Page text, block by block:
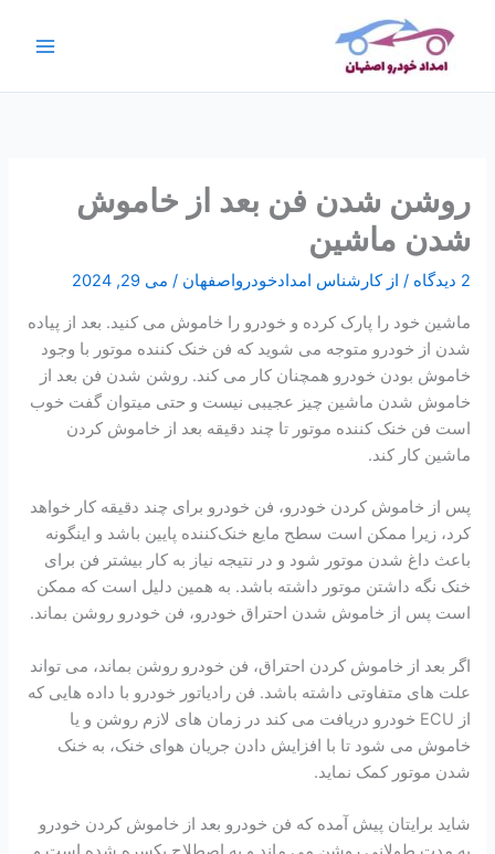
روشن شدن فن بعد از خاموش
شدن ماشین
2 دیدگاه / از کارشناس امدادخودرواصفهان/ می 29, 2024
ماشین خود را پارک کرده و خودرو را خاموش می کنید. بعد از پیاده
شدن از خودرو متوجه می شوید که فن خنک کننده موتور با وجود
خاموش بودن خودرو همچنان کار می کند. روشن شدن فن بعد از
خاموش شدن ماشین چیز عجیبی نیست و حتی میتوان گفت خوب
است فن خنک کننده موتور تا چند دقیقه بعد از خاموش کردن
ماشین کار کند.
پس از خاموش کردن خودرو، فن خودرو برای چند دقیقه کار خواهد
کرد، زیرا ممکن است سطح مایع خنک‌کننده پایین باشد و اینگونه
باعث داغ شدن موتور شود و در نتیجه نیاز به کار بیشتر فن برای
خنک نگه داشتن موتور داشته باشد. به همین دلیل است که ممکن
است پس از خاموش شدن احتراق خودرو، فن خودرو روشن بماند.
اگر بعد از خاموش کردن احتراق، فن خودرو روشن بماند، می تواند
علت های متفاوتی داشته باشد. فن رادیاتور خودرو با داده هایی که
از ECU خودرو دریافت می کند در زمان های لازم روشن و یا
خاموش می شود تا با افزایش دادن جریان هوای خنک، به خنک
شدن موتور کمک نماید.
شاید برایتان پیش آمده که فن خودرو بعد از خاموش کردن خودرو